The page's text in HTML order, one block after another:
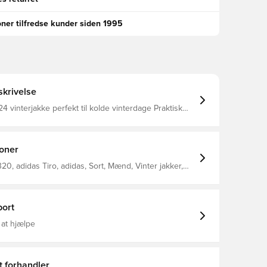
tilfredse kunder siden 1995
vinterjakke perfekt til kolde vinterdage Praktisk
adidas Tiro, adidas, Sort, Mænd, Vinter jakker,
at hjælpe